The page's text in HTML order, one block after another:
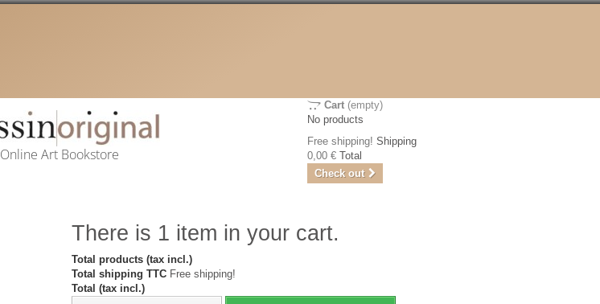
Online Art Bookstore
Cart (empty)
No products
Free shipping! Shipping
0,00 € Total
Check out
There is 1 item in your cart.
Total products (tax incl.)
Total shipping TTC Free shipping!
Total (tax incl.)